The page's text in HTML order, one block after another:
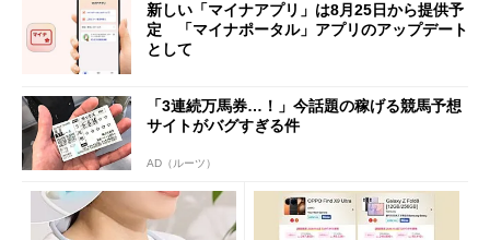
新しい「マイナアプリ」は8月25日から提供予
定 「マイナポータル」アプリのアップデート
として
「3連続万馬券…！」今話題の稼げる競馬予想
サイトがバグすぎる件
AD（ルーツ）